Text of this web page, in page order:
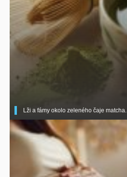
Lži a fámy okolo zeleného čaje